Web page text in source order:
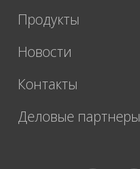
Продукты
Новости
Контакты
Деловые партнеры